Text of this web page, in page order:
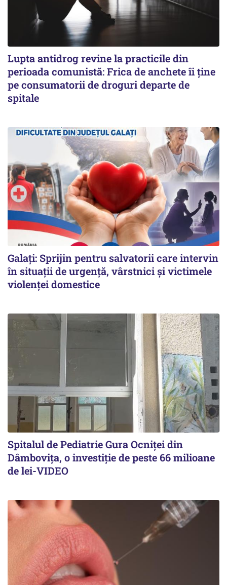
Lupta antidrog revine la practicile din
perioada comunistă: Frica de anchete îi ține
pe consumatorii de droguri departe de
spitale
Galați: Sprijin pentru salvatorii care intervin
în situații de urgență, vârstnici și victimele
violenței domestice
Spitalul de Pediatrie Gura Ocniței din
Dâmbovița, o investiție de peste 66 milioane
de lei-VIDEO